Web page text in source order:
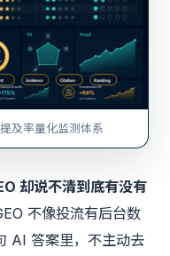
及率量化监测体系
却说不清到底有没有
不像投流有后台数
AI 答案里，不主动去